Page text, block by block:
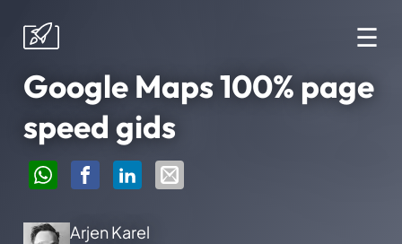
☰
Google Maps 100% page
speed gids
Arjen Karel